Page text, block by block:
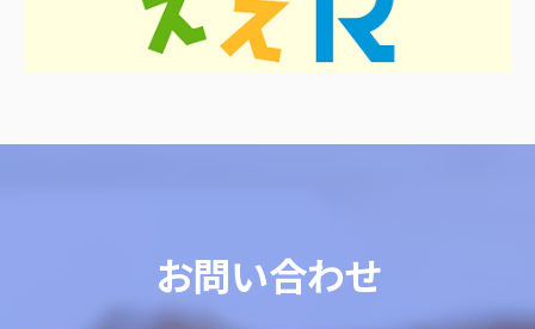
お問い合わせ